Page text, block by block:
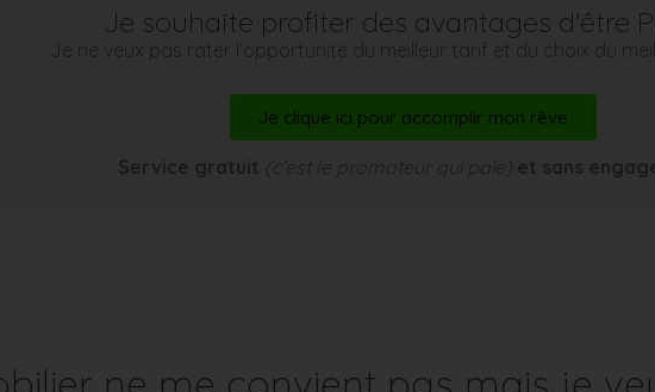
Je souhaite profiter des avantages d'être
Je ne veux pas rater l’opportunité du meilleur tarif et du choix du
Je clique ici pour accomplir mon rêve
Service gratuit (c’est le promoteur qui paie) et sans